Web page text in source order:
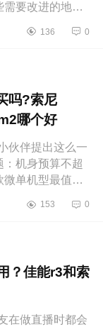
需要改进的地
值得买么？索
136 0
吗?索尼
哪个好
伴提出这么一
机身预算不超
单机型最值得
a6700和松下
153 0
？佳能r3和索
做直播时都会